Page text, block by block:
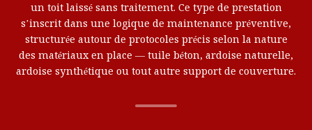
un toit laissé sans traitement. Ce type de prestation
s’inscrit dans une logique de maintenance préventive,
structurée autour de protocoles précis selon la nature
des matériaux en place — tuile béton, ardoise naturelle,
ardoise synthétique ou tout autre support de couverture.